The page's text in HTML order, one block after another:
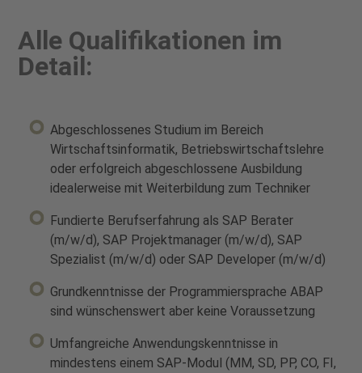
Alle Qualifikationen im
Detail:
Abgeschlossenes Studium im Bereich
Wirtschaftsinformatik, Betriebswirtschaftslehre
oder erfolgreich abgeschlossene Ausbildung
idealerweise mit Weiterbildung zum Techniker
Fundierte Berufserfahrung als SAP Berater
(m/w/d), SAP Projektmanager (m/w/d), SAP
Spezialist (m/w/d) oder SAP Developer (m/w/d)
Grundkenntnisse der Programmiersprache ABAP
sind wünschenswert aber keine Voraussetzung
Umfangreiche Anwendungskenntnisse in
mindestens einem SAP-Modul (MM, SD, PP, CO, FI,